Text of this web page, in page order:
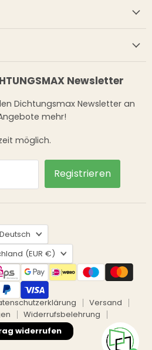
Newsletter
Dichtungsmax Newsletter an
mehr!
möglich.
Registrieren
Sprache
Deutsch
(EUR €)
Versand
Widerrufsbelehrung
widerrufen